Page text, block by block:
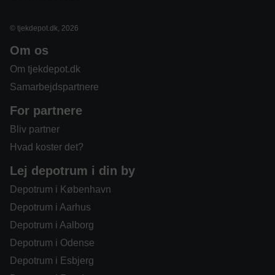
© tjekdepot.dk, 2026
Om os
Om tjekdepot.dk
Samarbejdspartnere
For partnere
Bliv partner
Hvad koster det?
Lej depotrum i din by
Depotrum i København
Depotrum i Aarhus
Depotrum i Aalborg
Depotrum i Odense
Depotrum i Esbjerg